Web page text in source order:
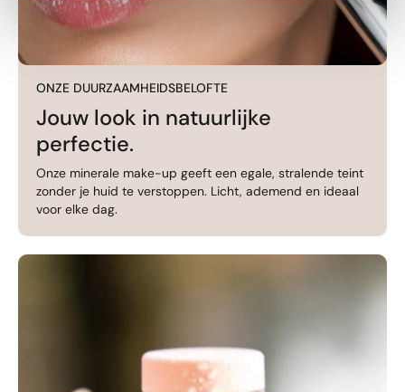
ONZE DUURZAAMHEIDSBELOFTE
Jouw look in natuurlijke
perfectie.
Onze minerale make-up geeft een egale, stralende teint
zonder je huid te verstoppen. Licht, ademend en ideaal
voor elke dag.